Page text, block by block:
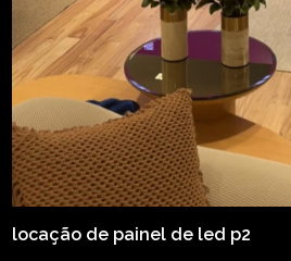
locação de painel de led p2